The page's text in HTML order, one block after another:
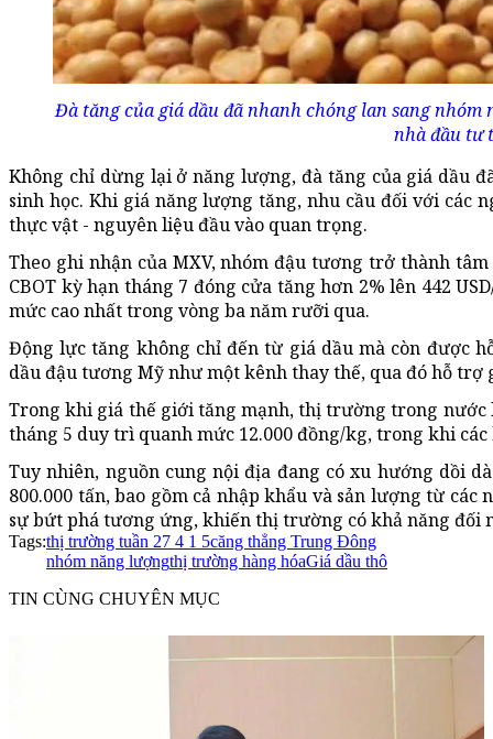
Đà tăng của giá dầu đã nhanh chóng lan sang
nhà đầu tư
Không chỉ dừng lại ở năng lượng, đà tăng của giá dầu
sinh học. Khi giá năng lượng tăng, nhu cầu đối với các
thực vật - nguyên liệu đầu vào quan trọng.
Theo ghi nhận của MXV, nhóm đậu tương trở thành
CBOT kỳ hạn tháng 7 đóng cửa tăng hơn 2% lên 442
mức cao nhất trong vòng ba năm rưỡi qua.
Động lực tăng không chỉ đến từ giá dầu mà còn được
dầu đậu tương Mỹ như một kênh thay thế, qua đó hỗ trợ
Trong khi giá thế giới tăng mạnh, thị trường trong nước
tháng 5 duy trì quanh mức 12.000 đồng/kg, trong khi
Tuy nhiên, nguồn cung nội địa đang có xu hướng dồi
800.000 tấn, bao gồm cả nhập khẩu và sản lượng từ
sự bứt phá tương ứng, khiến thị trường có khả năng
Tags:thị trường tuần 27 4 1 5căng thẳng Trung Đông
nhóm năng lượngthị trường hàng hóaGiá dầu thô
TIN CÙNG CHUYÊN MỤC